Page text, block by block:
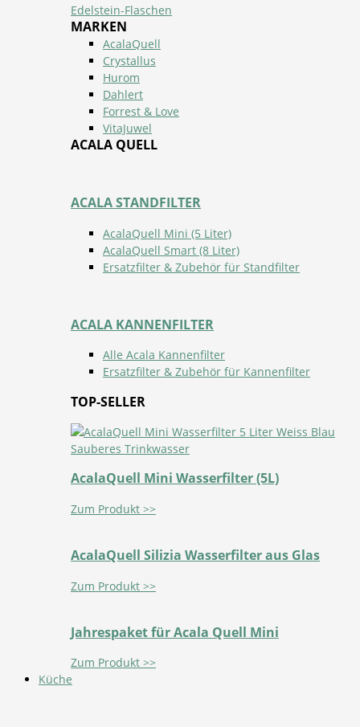
Edelstein-Flaschen
MARKEN
AcalaQuell
Crystallus
Hurom
Dahlert
Forrest & Love
VitaJuwel
ACALA QUELL
ACALA STANDFILTER
AcalaQuell Mini (5 Liter)
AcalaQuell Smart (8 Liter)
Ersatzfilter & Zubehör für Standfilter
ACALA KANNENFILTER
Alle Acala Kannenfilter
Ersatzfilter & Zubehör für Kannenfilter
TOP-SELLER
AcalaQuell Mini Wasserfilter (5L)
Zum Produkt >>
AcalaQuell Silizia Wasserfilter aus Glas
Zum Produkt >>
Jahrespaket für Acala Quell Mini
Zum Produkt >>
Küche